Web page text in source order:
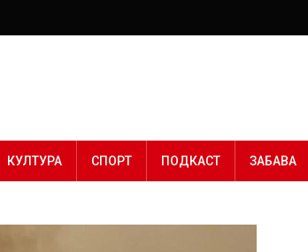
КУЛТУРА СПОРТ ПОДКАСТ ЗАБАВА